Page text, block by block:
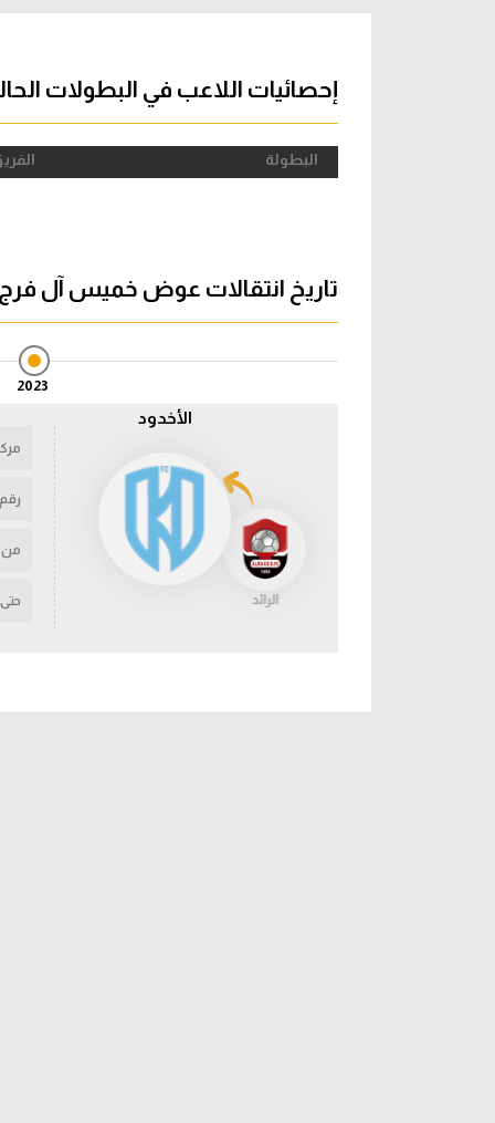
دوري إحصائيات اللاعب في البطولات
البطولة
تاريخ انتقالات عوض خميس آل فرج
2023
الأخدود
الرائد
رقم
من
حتى